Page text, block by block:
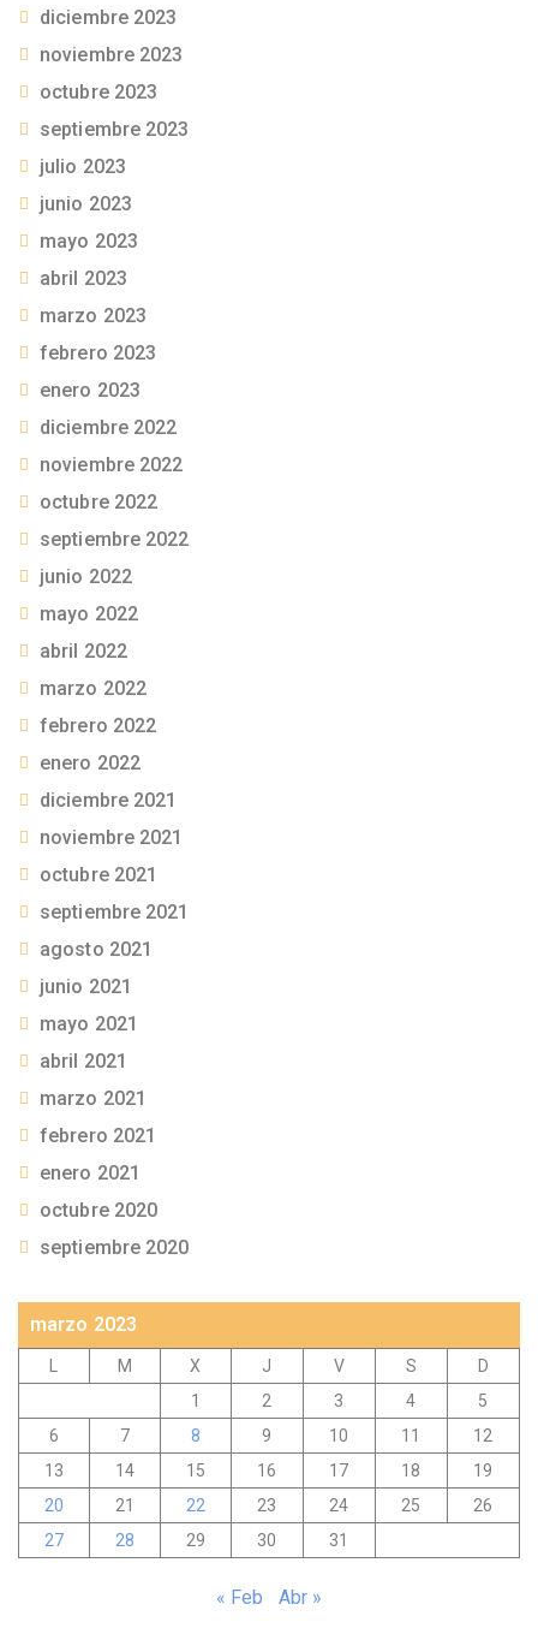
diciembre 2023
noviembre 2023
octubre 2023
septiembre 2023
julio 2023
junio 2023
mayo 2023
abril 2023
marzo 2023
febrero 2023
enero 2023
diciembre 2022
noviembre 2022
octubre 2022
septiembre 2022
junio 2022
mayo 2022
abril 2022
marzo 2022
febrero 2022
enero 2022
diciembre 2021
noviembre 2021
octubre 2021
septiembre 2021
agosto 2021
junio 2021
mayo 2021
abril 2021
marzo 2021
febrero 2021
enero 2021
octubre 2020
septiembre 2020
marzo 2023
M X J V S
D
1
2 3 4
5
6
7 8 9 10 11
12
13
14 15 16 17 18
19
20
21 22 23 24 25
26
27
28 29 30 31
« Feb Abr »